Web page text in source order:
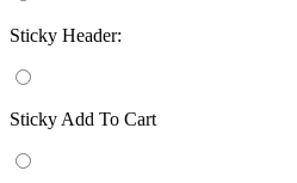
Sticky Header:
Sticky Add To Cart